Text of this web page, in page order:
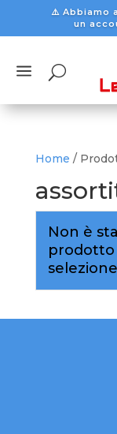
⚠️ Abbiamo
un
a U
Home /
Non è
prodotto